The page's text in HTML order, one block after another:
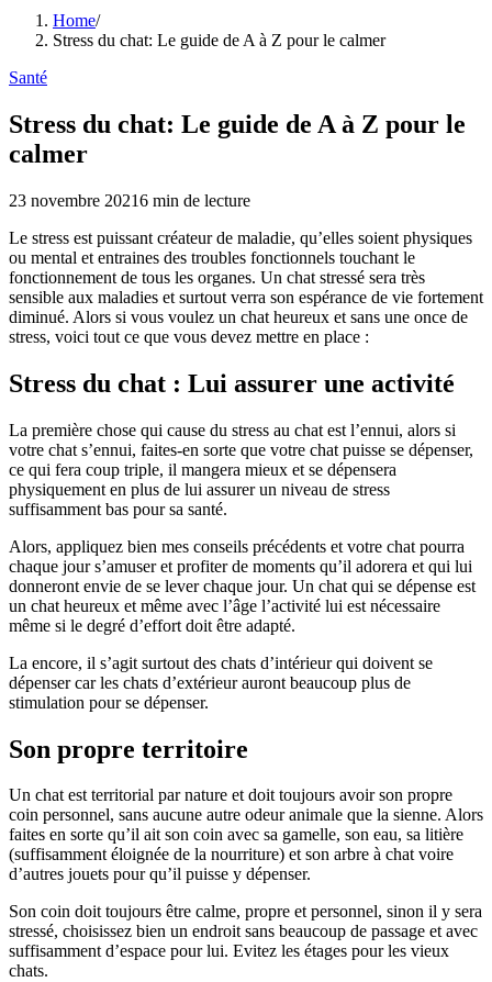
Home/
Stress du chat: Le guide de A à Z pour le calmer
Santé
Stress du chat: Le guide de A à Z pour le
calmer
23 novembre 20216 min de lecture
Le stress est puissant créateur de maladie, qu’elles soient physiques
ou mental et entraines des troubles fonctionnels touchant le
fonctionnement de tous les organes. Un chat stressé sera très
sensible aux maladies et surtout verra son espérance de vie fortement
diminué. Alors si vous voulez un chat heureux et sans une once de
stress, voici tout ce que vous devez mettre en place :
Stress du chat : Lui assurer une activité
La première chose qui cause du stress au chat est l’ennui, alors si
votre chat s’ennui, faites-en sorte que votre chat puisse se dépenser,
ce qui fera coup triple, il mangera mieux et se dépensera
physiquement en plus de lui assurer un niveau de stress
suffisamment bas pour sa santé.
Alors, appliquez bien mes conseils précédents et votre chat pourra
chaque jour s’amuser et profiter de moments qu’il adorera et qui lui
donneront envie de se lever chaque jour. Un chat qui se dépense est
un chat heureux et même avec l’âge l’activité lui est nécessaire
même si le degré d’effort doit être adapté.
La encore, il s’agit surtout des chats d’intérieur qui doivent se
dépenser car les chats d’extérieur auront beaucoup plus de
stimulation pour se dépenser.
Son propre territoire
Un chat est territorial par nature et doit toujours avoir son propre
coin personnel, sans aucune autre odeur animale que la sienne. Alors
faites en sorte qu’il ait son coin avec sa gamelle, son eau, sa litière
(suffisamment éloignée de la nourriture) et son arbre à chat voire
d’autres jouets pour qu’il puisse y dépenser.
Son coin doit toujours être calme, propre et personnel, sinon il y sera
stressé, choisissez bien un endroit sans beaucoup de passage et avec
suffisamment d’espace pour lui. Evitez les étages pour les vieux
chats.